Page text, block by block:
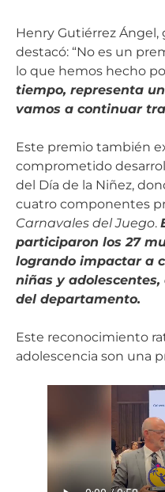
Henry Gutiérrez Ángel,
destacó: “No es un
lo que hemos hecho
tiempo, representa
vamos a continuar
Este premio también
comprometido
del Día de la Niñez,
cuatro componentes
Carnavales del Juego.
participaron los 27
logrando impactar a
niñas y
del departamento.
Este reconocimiento
adolescencia son una